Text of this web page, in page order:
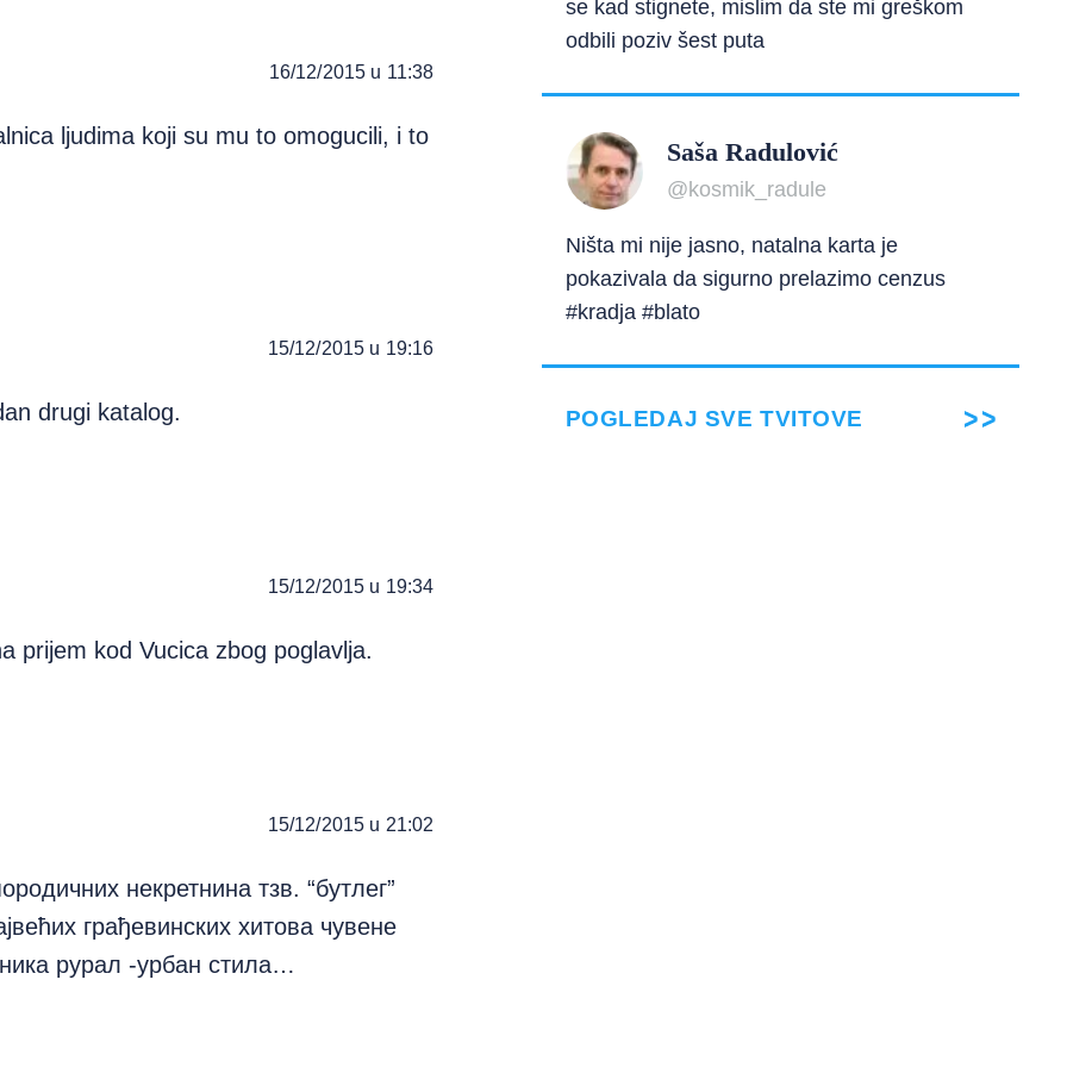
16/12/2015 u 11:38
ljudima koji su mu to omogucili, i to
15/12/2015 u 19:16
drugi katalog.
15/12/2015 u 19:34
prijem kod Vucica zbog poglavlja.
15/12/2015 u 21:02
некретнина тзв. “бутлег”
грађевинских хитова чувене
рурал -урбан стила…
se kad stignete, mislim da ste mi greškom
odbili poziv šest puta
Saša Radulović
@kosmik_radule
Ništa mi nije jasno, natalna karta je
pokazivala da sigurno prelazimo cenzus
#kradja #blato
POGLEDAJ SVE TVITOVE